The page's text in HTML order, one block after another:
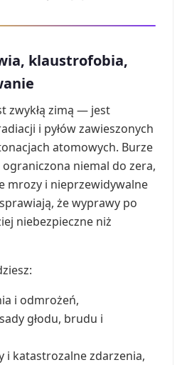
klaustrofobia,
zwykłą zimą — jest
i pyłów zawieszonych
atomowych. Burze
niemal do zera,
mrozy i nieprzewidywalne
że wyprawy po
niebezpieczne niż
i odmrożeń,
głodu, brudu i
i katastrozalne zdarzenia,